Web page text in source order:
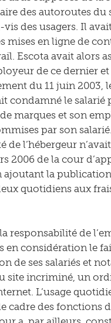
des autoroutes du
vis des usagers. Il
mises en ligne de
Escota avait alors
de ce dernier et
du 11 juin 2003,
condamné le salarié
marques et son
par son
de l’hébergeur
2006 de la cour
ajoutant la
quotidiens aux
responsabilité de
en considération le
de ses salariés et
site incriminé, un
L’usage
cadre des fonctions